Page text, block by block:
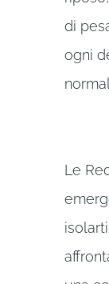
di
ogni
Le